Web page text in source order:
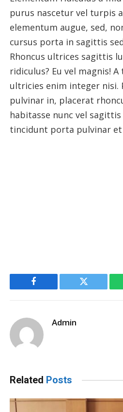
purus nascetur vel turpis
elementum augue, sed,
cursus porta in sagittis
Rhoncus ultrices sagittis
ridiculus? Eu vel magnis!
ultricies enim integer
pulvinar in, placerat
habitasse nunc vel
tincidunt porta pulvinar et
Facebook Twitter
Admin
Related Posts